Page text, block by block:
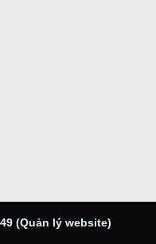
(Quản lý website)